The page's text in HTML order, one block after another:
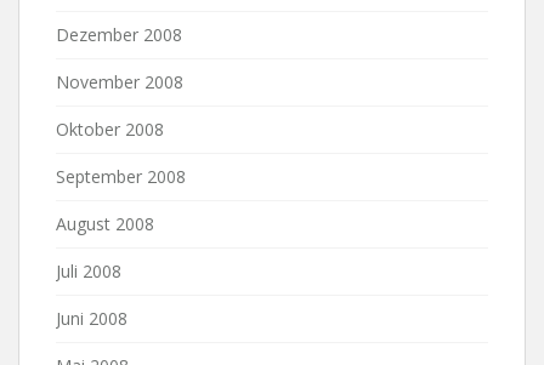
Dezember 2008
November 2008
Oktober 2008
September 2008
August 2008
Juli 2008
Juni 2008